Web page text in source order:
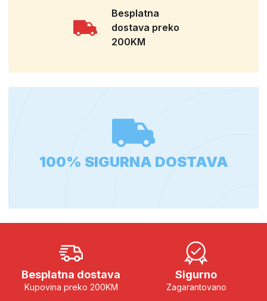
Besplatna
dostava preko
200KM
100% SIGURNA DOSTAVA
Besplatna dostava
Kupovina preko 200KM
Sigurno
Zagarantovano